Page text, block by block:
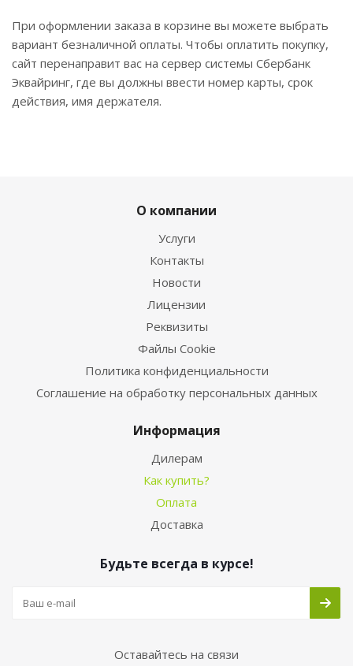
При оформлении заказа в корзине вы можете выбрать
вариант безналичной оплаты. Чтобы оплатить покупку,
сайт перенаправит вас на сервер системы Сбербанк
Эквайринг, где вы должны ввести номер карты, срок
действия, имя держателя.
О компании
Услуги
Контакты
Новости
Лицензии
Реквизиты
Файлы Cookie
Политика конфиденциальности
Соглашение на обработку персональных данных
Информация
Дилерам
Как купить?
Оплата
Доставка
Будьте всегда в курсе!
Оставайтесь на связи